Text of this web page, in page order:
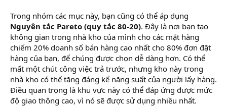
Trong nhóm các mục này, bạn cũng có thể áp dụng
Nguyên tắc Pareto (quy tắc 80-20). Đây là nơi bạn tạo
không gian trong nhà kho của mình cho các mặt hàng
chiếm 20% doanh số bán hàng cao nhất cho 80% đơn đặt
hàng của bạn, để chúng được chọn dễ dàng hơn. Có thể
mất một chút công việc trả trước, nhưng kho này trong
nhà kho có thể tăng đáng kể năng suất của người lấy hàng.
Điều quan trọng là khu vực này có thể đáp ứng được mức
độ giao thông cao, vì nó sẽ được sử dụng nhiều nhất.